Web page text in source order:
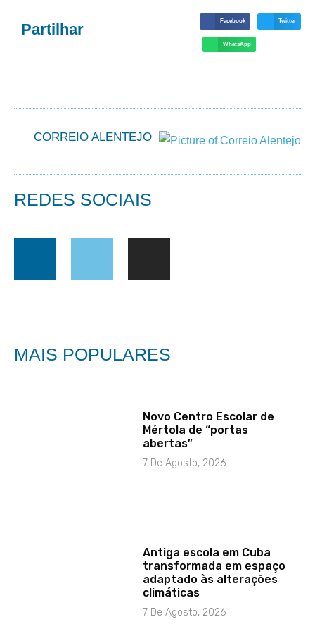
Partilhar Facebook Twitter
WhatsApp
CORREIO ALENTEJO
REDES SOCIAIS
MAIS POPULARES
Novo Centro Escolar de
Mértola de “portas
abertas”
7 De Agosto, 2026
Antiga escola em Cuba
transformada em espaço
adaptado às alterações
climáticas
7 De Agosto, 2026